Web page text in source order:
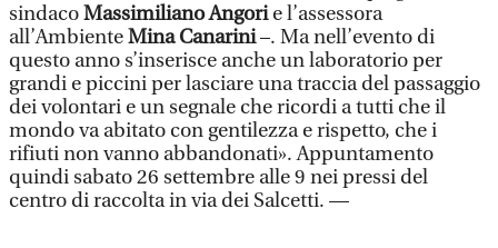
sindacoMassimiliano Angorie l’assessora
all’AmbienteMina Canarini–. Ma nell’evento di
questo anno s’inserisce anche un laboratorio per
grandi e piccini per lasciare una traccia del passaggio
dei volontari e un segnale che ricordi a tutti che il
mondo va abitato con gentilezza e rispetto, che i
rifiuti non vanno abbandonati». Appuntamento
quindi sabato 26 settembre alle 9 nei pressi del
centro di raccolta in via dei Salcetti. —